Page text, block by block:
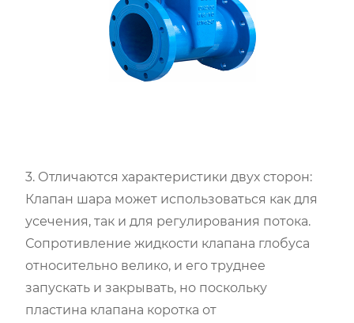
3. Отличаются характеристики двух сторон:
Клапан шара может использоваться как для
усечения, так и для регулирования потока.
Сопротивление жидкости клапана глобуса
относительно велико, и его труднее
запускать и закрывать, но поскольку
пластина клапана коротка от